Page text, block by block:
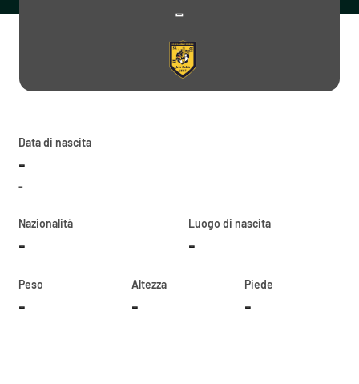
-
Data di nascita
-
-
Nazionalità
-
Luogo di nascita
-
Peso
-
Altezza
-
Piede
-